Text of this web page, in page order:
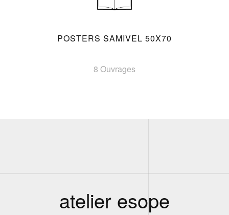
POSTERS SAMIVEL 50X70
8 Ouvrages
atelier esope